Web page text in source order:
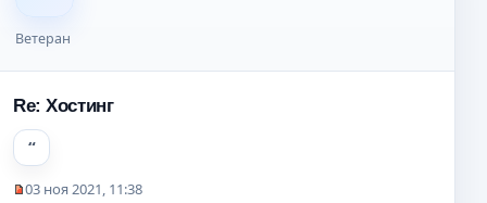
с
б
щ
е
н
и
Ветеран
Re: Хостинг
03 ноя 2021, 11:38